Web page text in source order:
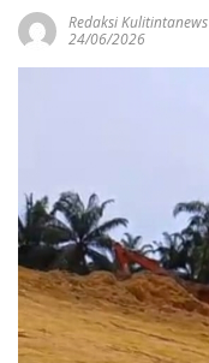
Redaksi Kulitintanews
24/06/2026